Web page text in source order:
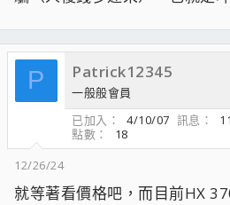
P Patrick12345
一般般會員
已加入
4/10/07 訊息
點數
18
12/26/24
就等著看價格吧，而目前HX